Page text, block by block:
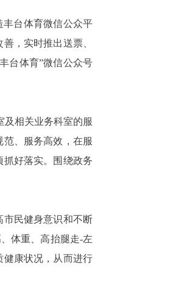
丰台体育微信公众平
，实时推出送票、
台体育”微信公众号
及相关业务科室的服
、服务高效，在服
好落实。围绕政务
市民健身意识和不断
体重、高抬腿走-左
健康状况，从而进行